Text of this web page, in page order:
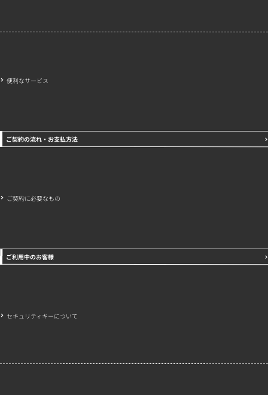
プライバシーポリシー
便利なサービス
ご契約の流れ・お支払方法
ご契約に必要なもの
ご利用中のお客様
セキュリティキーについて